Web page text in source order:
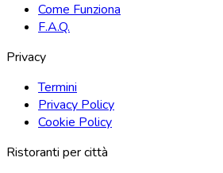
Come Funziona
F.A.Q.
Privacy
Termini
Privacy Policy
Cookie Policy
Ristoranti per città